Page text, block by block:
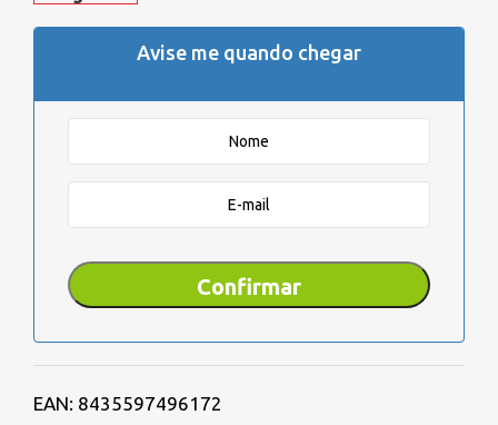
Avise me quando chegar
EAN: 8435597496172